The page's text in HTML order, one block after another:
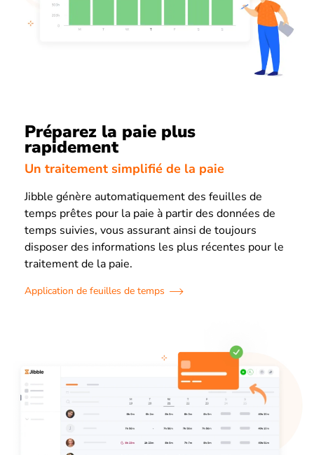
Préparez la paie plus
rapidement
Un traitement simplifié de la paie
Jibble génère automatiquement des feuilles de
temps prêtes pour la paie à partir des données de
temps suivies, vous assurant ainsi de toujours
disposer des informations les plus récentes pour le
traitement de la paie.
Application de feuilles de temps